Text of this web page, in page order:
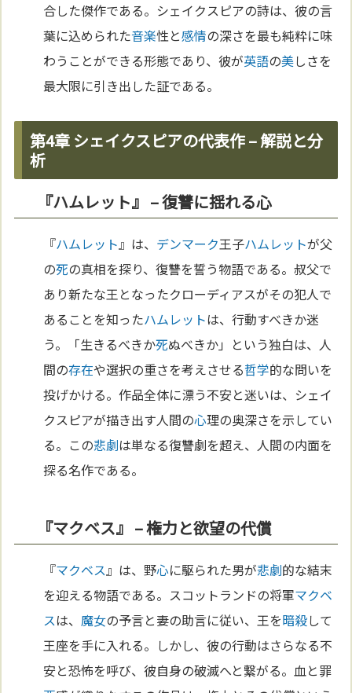
合した傑作である。シェイクスピアの詩は、彼の言
葉に込められた音楽性と感情の深さを最も純粋に味
わうことができる形態であり、彼が英語の美しさを
最大限に引き出した証である。
第4章 シェイクスピアの代表作 – 解説と分
析
『ハムレット』 – 復讐に揺れる心
『ハムレット』は、 デンマーク王子ハムレットが父
の死の真相を探り、復讐を誓う物語である。叔父で
あり新たな王となったクローディアスがその犯人で
あることを知ったハムレットは、行動すべきか迷
う。「生きるべきか死ぬべきか」という独白は、人
間の存在や選択の重さを考えさせる哲学的な問いを
投げかける。作品全体に漂う不安と迷いは、シェイ
クスピアが描き出す人間の心理の奥深さを示してい
る。この悲劇は単なる復讐劇を超え、人間の内面を
探る名作である。
『マクベス』 – 権力と欲望の代償
『マクベス』は、野心に駆られた男が悲劇的な結末
を迎える物語である。スコットランドの将軍マクベ
スは、魔女の予言と妻の助言に従い、王を暗殺して
王座を手に入れる。しかし、彼の行動はさらなる不
安と恐怖を呼び、彼自身の破滅へと繋がる。血と罪